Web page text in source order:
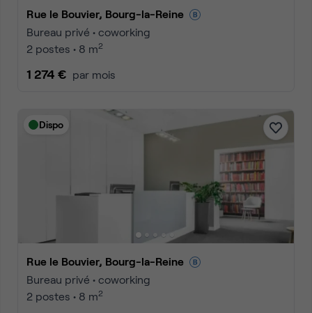
Rue le Bouvier, Bourg-la-Reine
Bureau privé • coworking
2 postes • 8 m2
1 274 € par mois
Dispo
Rue le Bouvier, Bourg-la-Reine
Bureau privé • coworking
2 postes • 8 m2